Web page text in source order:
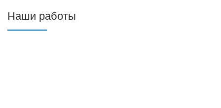
Наши работы